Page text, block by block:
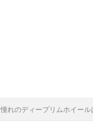
憧れのディープリムホイー